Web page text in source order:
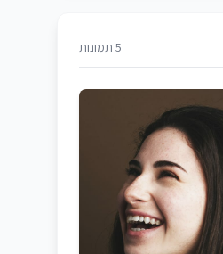
5 תמונות